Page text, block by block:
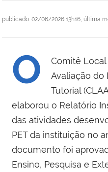
publicado: 02/06/2026 13h16, última
O
Comitê
Avaliação do
Tutorial
elaborou o Relatório
das atividades
PET da instituição no
documento foi
Ensino, Pesquisa e